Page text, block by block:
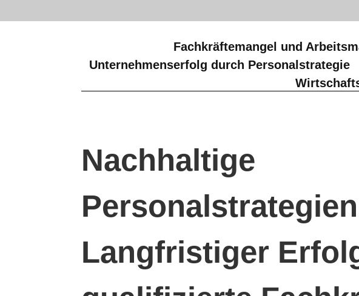
Fachkräftemangel und
Unternehmenserfolg durch Personalstrategie
Nachhaltige
Langfristiger